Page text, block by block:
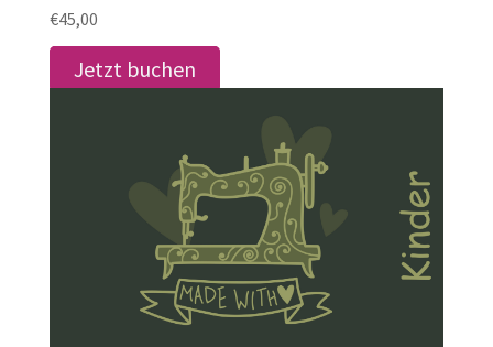
€45,00
Jetzt buchen